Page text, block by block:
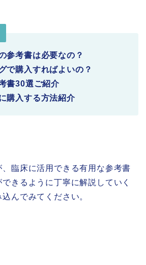
参考書は必要なの？
で購入すればよいの？
書30選ご紹介
購入する方法紹介
臨床に活用できる有用な参考書
きるように丁寧に解説していく
んでみてください。